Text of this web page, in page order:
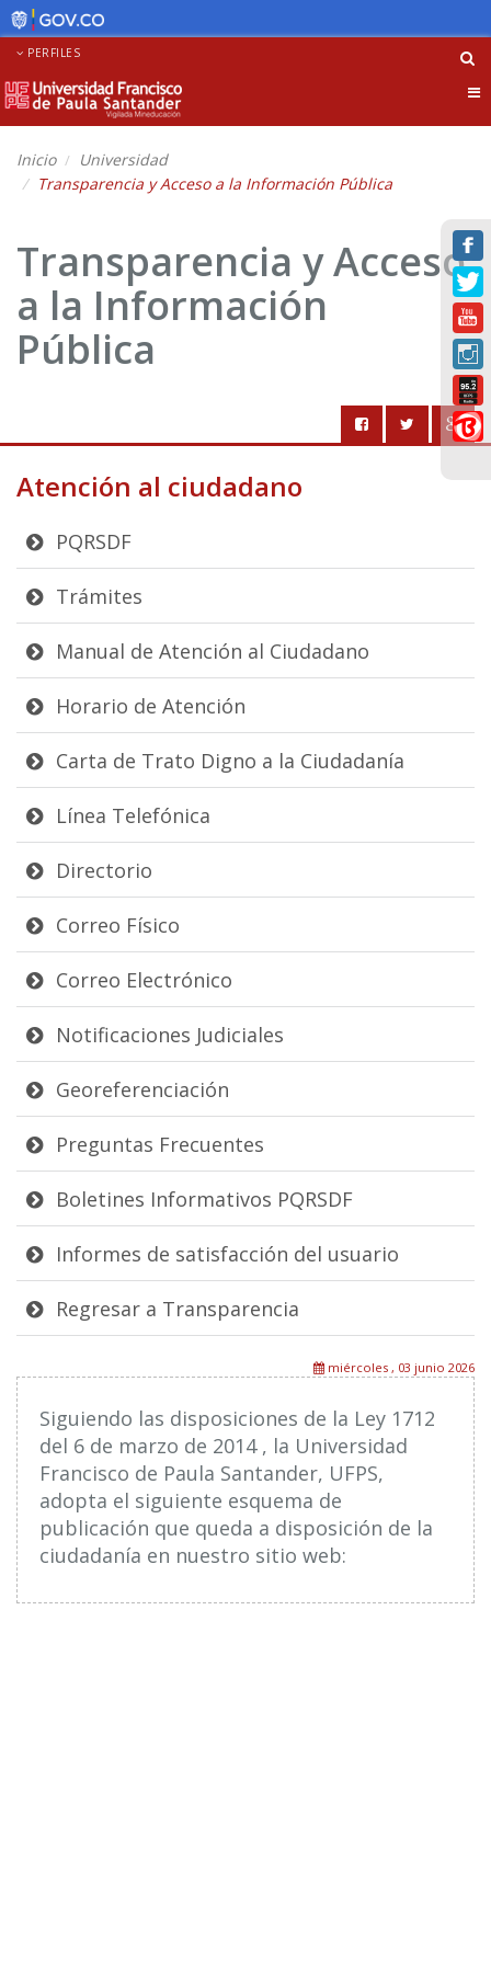
PERFILES
Inicio
Universidad
Transparencia y Acceso a la Información Pública
Transparencia y Acceso
a la Información
Pública
Atención al ciudadano
PQRSDF
Trámites
Manual de Atención al Ciudadano
Horario de Atención
Carta de Trato Digno a la Ciudadanía
Línea Telefónica
Directorio
Correo Físico
Correo Electrónico
Notificaciones Judiciales
Georeferenciación
Preguntas Frecuentes
Boletines Informativos PQRSDF
Informes de satisfacción del usuario
Regresar a Transparencia
miércoles , 03 junio 2026
Siguiendo las disposiciones de la Ley 1712
del 6 de marzo de 2014 , la Universidad
Francisco de Paula Santander, UFPS,
adopta el siguiente esquema de
publicación que queda a disposición de la
ciudadanía en nuestro sitio web: